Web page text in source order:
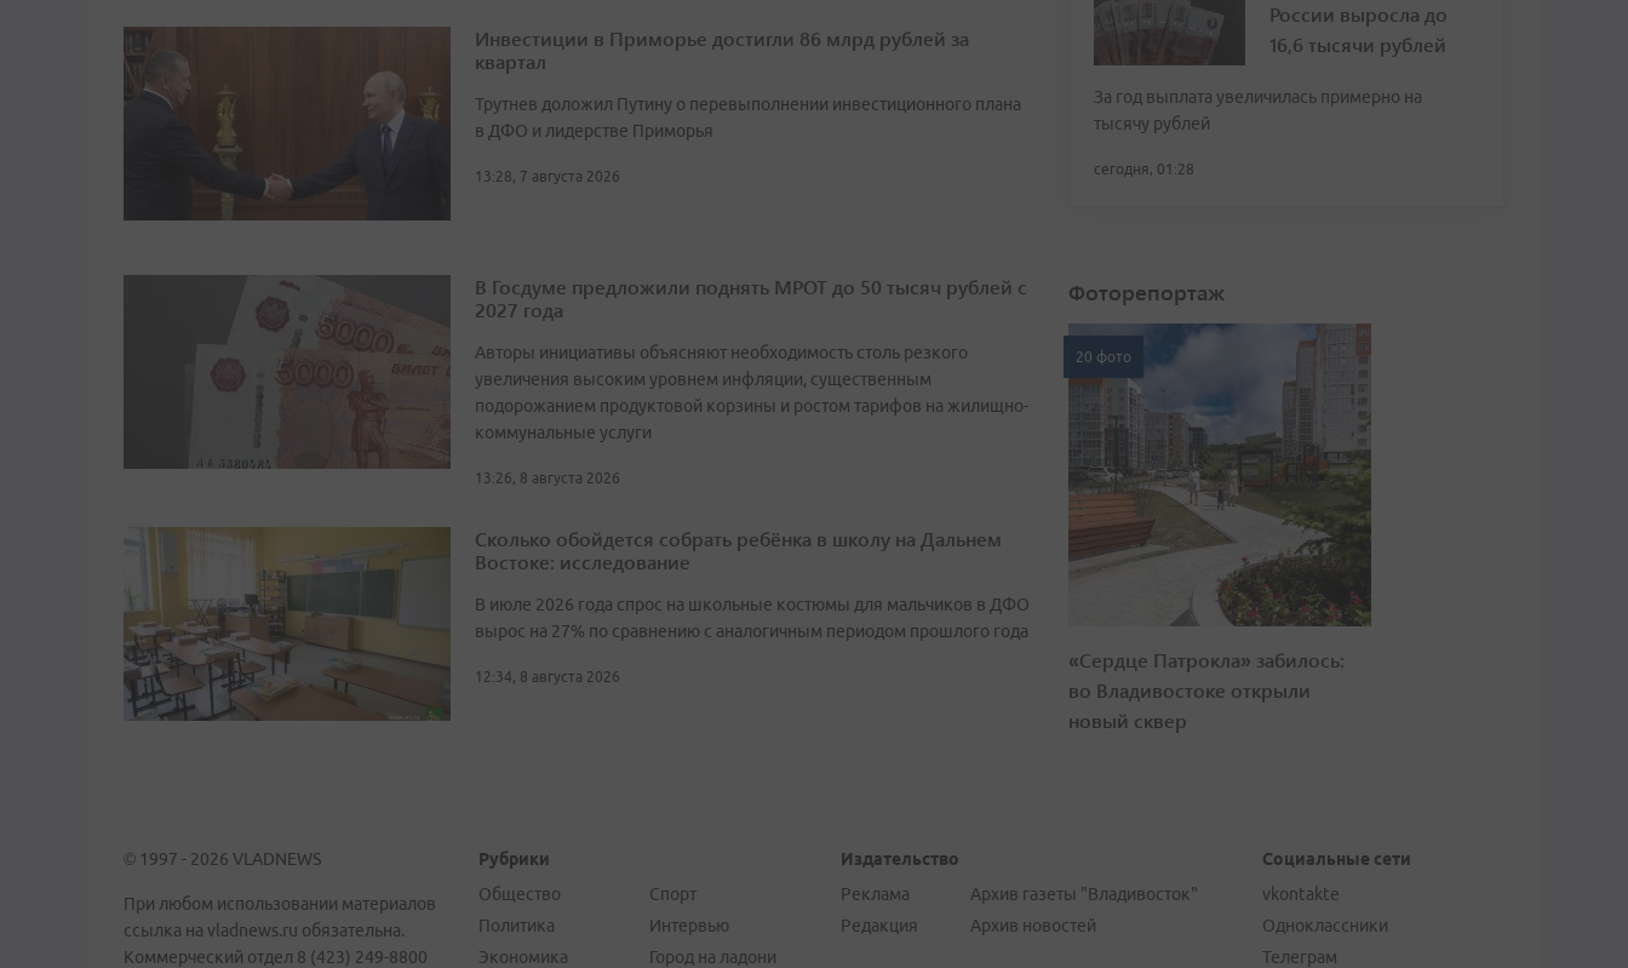
Инвестиции в Приморье достигли 86 млрд рублей за
квартал
Трутнев доложил Путину о перевыполнении инвестиционного плана
в ДФО и лидерстве Приморья
13:28, 7 августа 2026
В Госдуме предложили поднять МРОТ до 50 тысяч рублей с
2027 года
Авторы инициативы объясняют необходимость столь резкого
увеличения высоким уровнем инфляции, существенным
подорожанием продуктовой корзины и ростом тарифов на жилищно-
коммунальные услуги
13:26, 8 августа 2026
Сколько обойдется собрать ребёнка в школу на Дальнем
Востоке: исследование
В июле 2026 года спрос на школьные костюмы для мальчиков в ДФО
вырос на 27% по сравнению с аналогичным периодом прошлого года
12:34, 8 августа 2026
России выросла до
16,6 тысячи рублей
За год выплата увеличилась примерно на
тысячу рублей
сегодня, 01:28
Фоторепортаж
20 фото
«Сердце Патрокла» забилось:
во Владивостоке открыли
новый сквер
© 1997 - 2026 VLADNEWS
При любом использовании материалов
ссылка на vladnews.ru обязательна.
Коммерческий отдел 8 (423) 249-8800
Рубрики
Общество
Политика
Экономика
Спорт
Интервью
Город на ладони
Издательство
Реклама
Редакция
Архив газеты "Владивосток"
Архив новостей
Социальные сети
vkontakte
Одноклассники
Телеграм